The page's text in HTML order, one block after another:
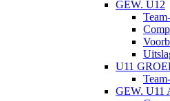
GEW. U12
U11
GEW. U11